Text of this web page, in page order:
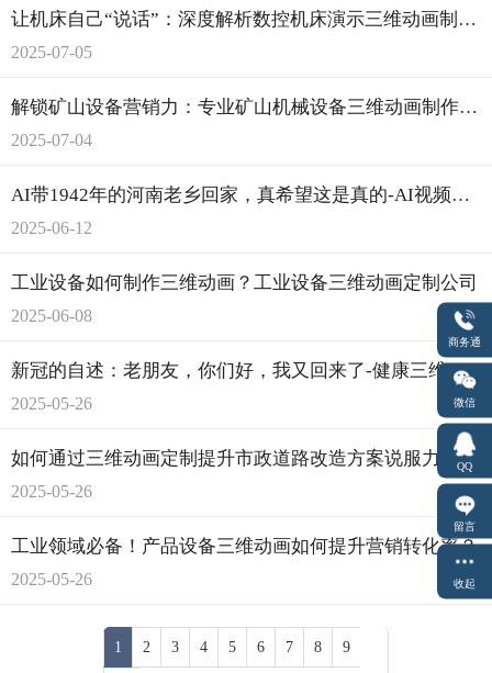
让机床自己“说话”：深度解析数控机床演示三维动画制作流程
2025-07-05
解锁矿山设备营销力：专业矿山机械设备三维动画制作流程揭秘-郑州华匠科技
2025-07-04
AI带1942年的河南老乡回家，真希望这是真的-AI视频制作公司
2025-06-12
工业设备如何制作三维动画？工业设备三维动画定制公司
2025-06-08
新冠的自述：老朋友，你们好，我又回来了-健康三维动画定制
2025-05-26
如何通过三维动画定制提升市政道路改造方案说服力？
2025-05-26
工业领域必备！产品设备三维动画如何提升营销转化率？
2025-05-26
1 2 3 4 5 6 7 8 9
商务通
微信
QQ
留言
收起